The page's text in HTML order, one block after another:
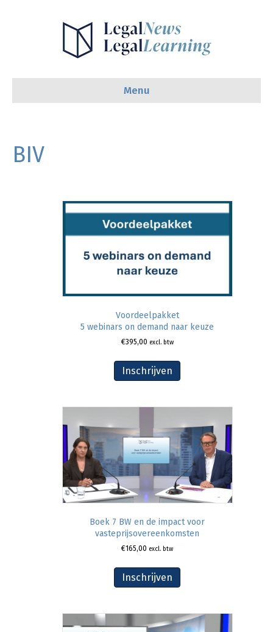
Menu
BIV
Voordeelpakket
5 webinars on demand naar keuze
€395,00 excl. btw
Inschrijven
Boek 7 BW en de impact voor
vasteprijsovereenkomsten
€165,00 excl. btw
Inschrijven